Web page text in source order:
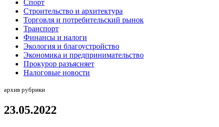
Спорт
Строительство и архитектура
Торговля и потребительский рынок
Транспорт
Финансы и налоги
Экология и благоустройство
Экономика и предпринимательство
Прокурор разъясняет
Налоговые новости
архив рубрики
23.05.2022